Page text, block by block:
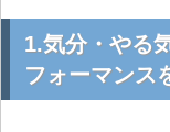
1.気分・やる
フォーマンス